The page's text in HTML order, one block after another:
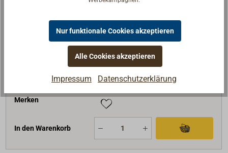
4204-600
6,00
205,00 €*
Am Lager
Merken
In den Warenkorb
Nur funktionale Cookies akzeptieren
Alle Cookies akzeptieren
Impressum Datenschutzerklärung